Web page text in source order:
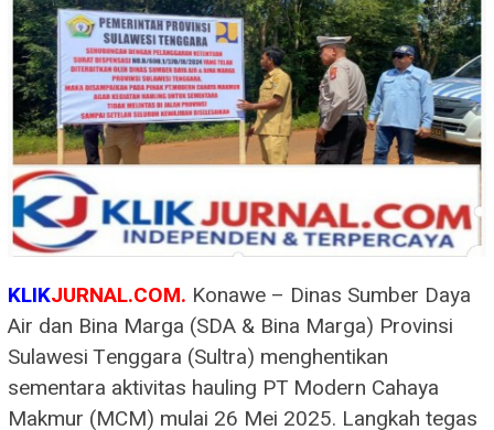
KLIKJURNAL.COM. Konawe – Dinas Sumber Daya
Air dan Bina Marga (SDA & Bina Marga) Provinsi
Sulawesi Tenggara (Sultra) menghentikan
sementara aktivitas hauling PT Modern Cahaya
Makmur (MCM) mulai 26 Mei 2025. Langkah tegas